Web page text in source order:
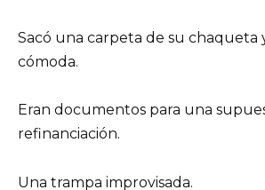
Sacó una carpeta de su chaqueta
cómoda.
Eran documentos para una
refinanciación.
Una trampa improvisada.